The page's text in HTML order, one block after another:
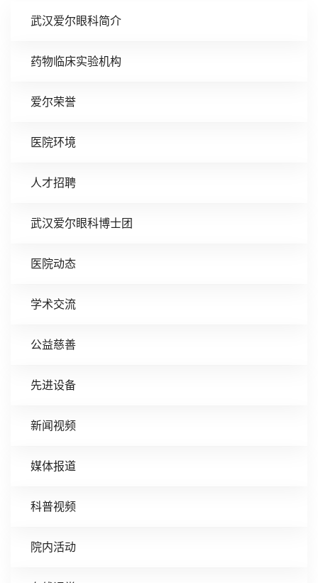
武汉爱尔眼科简介
药物临床实验机构
爱尔荣誉
医院环境
人才招聘
武汉爱尔眼科博士团
医院动态
学术交流
公益慈善
先进设备
新闻视频
媒体报道
科普视频
院内活动